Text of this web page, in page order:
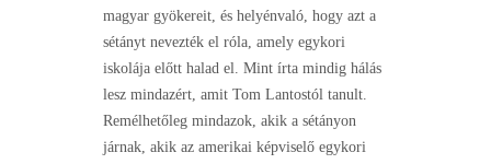
magyar gyökereit, és helyénvaló, hogy azt a
sétányt nevezték el róla, amely egykori
iskolája előtt halad el. Mint írta mindig hálás
lesz mindazért, amit Tom Lantostól tanult.
Remélhetőleg mindazok, akik a sétányon
járnak, akik az amerikai képviselő egykori